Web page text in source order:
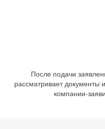
После подачи
рассматривает
компании-